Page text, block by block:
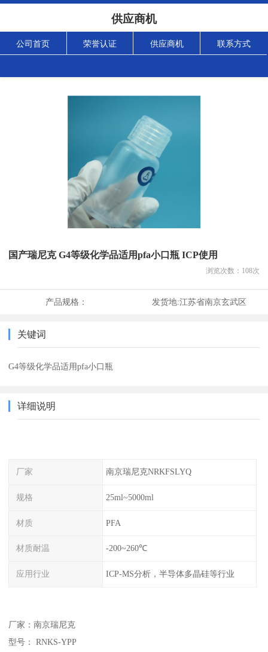
供应商机
公司首页 荣誉认证 供应商机 联系方式
国产瑞尼克 G4等级化学品适用pfa小口瓶 ICP使用
浏览次数： 108次
产品规格： 发货地:江苏省南京玄武区
关键词
G4等级化学品适用pfa小口瓶
详细说明
厂家 南京瑞尼克NRKFSLYQ
规格 25ml~5000ml
材质 PFA
材质耐温 -200~260℃
应用行业 ICP-MS分析，半导体多晶硅等行业
厂家：南京瑞尼克
型号： RNKS-YPP